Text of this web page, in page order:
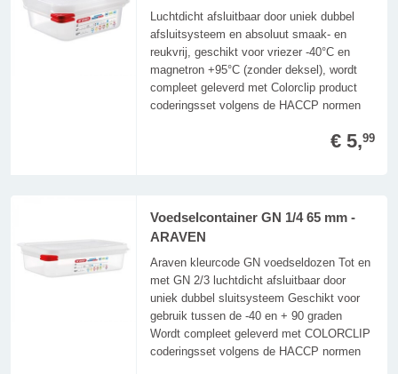
Luchtdicht afsluitbaar door uniek dubbel
afsluitsysteem en absoluut smaak- en
reukvrij, geschikt voor vriezer -40°C en
magnetron +95°C (zonder deksel), wordt
compleet geleverd met Colorclip product
coderingsset volgens de HACCP normen
€ 5,99
Voedselcontainer GN 1/4 65 mm -
ARAVEN
Araven kleurcode GN voedseldozen Tot en
met GN 2/3 luchtdicht afsluitbaar door
uniek dubbel sluitsysteem Geschikt voor
gebruik tussen de -40 en + 90 graden
Wordt compleet geleverd met COLORCLIP
coderingsset volgens de HACCP normen